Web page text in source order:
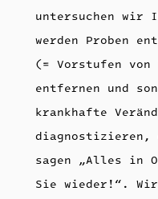
untersuchen wir
werden Proben
(= Vorstufen von
entfernen und
krankhafte
diagnostizieren,
sagen „Alles in
Sie wieder!“.